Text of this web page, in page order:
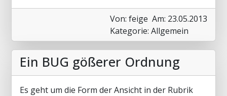
Von: feige Am: 23.05.2013
Kategorie: Allgemein
Ein BUG gößerer Ordnung
Es geht um die Form der Ansicht in der Rubrik